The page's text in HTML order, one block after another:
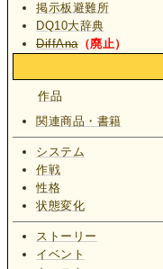
掲示板避難所
DQ10大辞典
DiffAna（廃止）
作品
関連商品・書籍
システム
作戦
性格
状態変化
ストーリー
イベント